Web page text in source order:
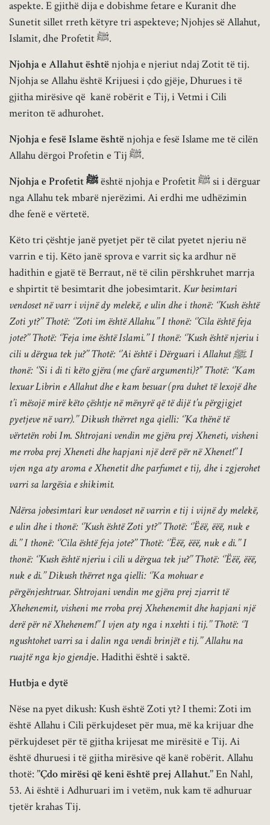
aspekte. E gjithë dija e dobishme fetare e Kuranit dhe
Sunetit sillet rreth këtyre tri aspekteve; Njohjes së Allahut,
Islamit, dhe Profetit ﷺ.
Njohja e Allahut ështënjohja e njeriut ndaj Zotit të tij.
Njohja se Allahu është Krijuesi i çdo gjëje, Dhurues i të
gjitha mirësive që kanë robërit e Tij, i Vetmi i Cili
meriton të adhurohet.
Njohja e fesë Islame ështënjohja e fesë Islame me të cilën
Allahu dërgoi Profetin e Tij ﷺ.
Njohja e Profetitﷺështë njohja e Profetit ﷺ si i dërguar
nga Allahu tek mbarë njerëzimi. Ai erdhi me udhëzimin
dhe fenë e vërtetë.
Këto tri çështje janë pyetjet për të cilat pyetet njeriu në
varrin e tij. Këto janë sprova e varrit siç ka ardhur në
hadithin e gjatë të Berraut, në të cilin përshkruhet marrja
e shpirtit të besimtarit dhe jobesimtarit. Kur besimtari
vendoset në varr i vijnë dy melekë, e ulin dhe i thonë: ‘’Kush është
Zoti yt?’’ Thotë: ‘’Zoti im është Allahu.’’ I thonë: ‘’Cila është feja
jote?’’ Thotë: ‘’Feja ime është Islami.’’ I thonë: ‘’Kush është njeriu i
cili u dërgua tek ju?’’ Thotë: ‘’Ai është i Dërguari i Allahut ﷺ. I
thonë: ‘’Si i di ti këto gjëra (me çfarë argumenti)?” Thotë: ‘’Kam
lexuar Librin e Allahut dhe e kam besuar (pra duhet të lexojë dhe
t’i mësojë mirë këto çështje në mënyrë që të dijë t’u përgjigjet
pyetjeve në varr).’’ Dikush thërret nga qielli: ‘’Ka thënë të
vërtetën robi Im. Shtrojani vendin me gjëra prej Xheneti, visheni
me rroba prej Xheneti dhe hapjani një derë për në Xhenet!’’ I
vjen nga aty aroma e Xhenetit dhe parfumet e tij, dhe i zgjerohet
varri sa largësia e shikimit.
Ndërsa jobesimtari kur vendoset në varrin e tij i vijnë dy melekë,
e ulin dhe i thonë: ‘’Kush është Zoti yt?’’ Thotë: ‘’Ëëë, ëëë, nuk e
di.’’ I thonë: ‘’Cila është feja jote?’’ Thotë: ‘’Ëëë, ëëë, nuk e di.’’ I
thonë: ‘’Kush është njeriu i cili u dërgua tek ju?’’ Thotë: ‘’Ëëë, ëëë,
nuk e di.’’ Dikush thërret nga qielli: ‘’Ka mohuar e
përgënjeshtruar. Shtrojani vendin me gjëra prej zjarrit të
Xhehenemit, visheni me rroba prej Xhehenemit dhe hapjani një
derë për në Xhehenem!’’ I vjen aty nga i nxehti i tij.’’ Thotë: ‘’I
ngushtohet varri sa i dalin nga vendi brinjët e tij.’’ Allahu na
ruajtë nga kjo gjendje. Hadithi është i saktë.
Hutbja e dytë
Nëse na pyet dikush: Kush është Zoti yt? I themi: Zoti im
është Allahu i Cili përkujdeset për mua, më ka krijuar dhe
përkujdeset për të gjitha krijesat me mirësitë e Tij. Ai
është dhuruesi i të gjitha mirësive që kanë robërit. Allahu
thotë: ’’Çdo mirësi që keni është prej Allahut.’’En Nahl,
53. Ai është i Adhuruari im i vetëm, nuk kam të adhuruar
tjetër krahas Tij.